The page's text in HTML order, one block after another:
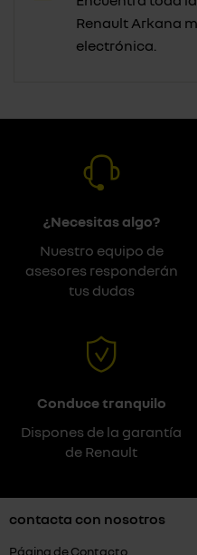
Renault Arkana
electrónica.
¿Necesitas algo?
Nuestro equipo de
asesores responderán
tus dudas
Conduce tranquilo
Dispones de la garantía
de Renault
contacta con nosotros
Página de Contacto